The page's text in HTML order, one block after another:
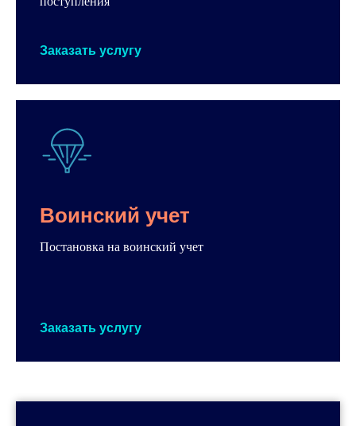
Заказать услугу
Воинский учет
Постановка на воинский учет
Заказать услугу